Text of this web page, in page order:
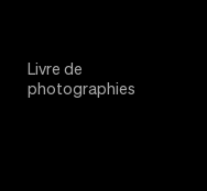
Livre de
photographies